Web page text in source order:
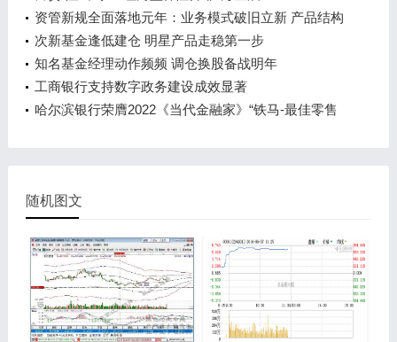
资管新规全面落地元年：业务模式破旧立新 产品结构
持续优化
次新基金逢低建仓 明星产品走稳第一步
知名基金经理动作频频 调仓换股备战明年
工商银行支持数字政务建设成效显著
哈尔滨银行荣膺2022《当代金融家》“铁马-最佳零售
随机图文